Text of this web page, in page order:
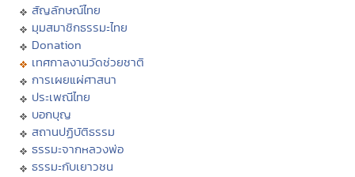
สัญลักษณ์ไทย
มุมสมาชิกธรรมะไทย
Donation
เทศกาลงานวัดช่วยชาติ
การเผยแผ่ศาสนา
ประเพณีไทย
บอกบุญ
สถานปฏิบัติธรรม
ธรรมะจากหลวงพ่อ
ธรรมะกับเยาวชน